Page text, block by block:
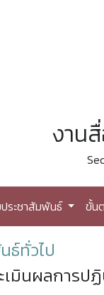
งาน
ระชาสัมพันธ์ ขั้น
ธ์ทั่วไป
มินผลการป